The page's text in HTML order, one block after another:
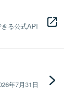
る公式API
年7月31日